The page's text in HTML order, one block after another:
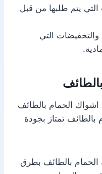
التي يتم طلبها من قبل
التي
الحمام بالطائف
تمتاز بجودة
بالطائف بطرق